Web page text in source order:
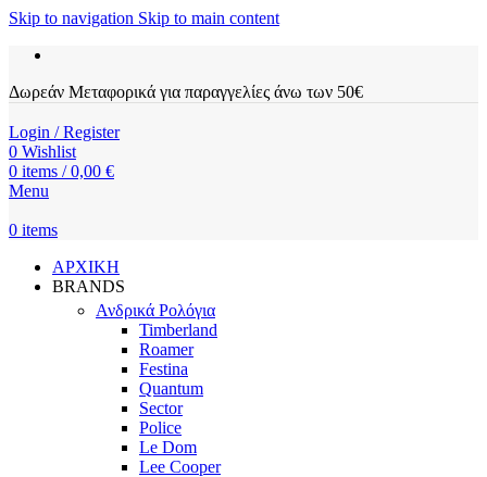
Skip to navigation Skip to main content
Δωρεάν Μεταφορικά για παραγγελίες άνω των 50€
Login / Register
0 Wishlist
0 items / 0,00 €
Menu
0 items
ΑΡΧΙΚΗ
BRANDS
Ανδρικά Ρολόγια
Timberland
Roamer
Festina
Quantum
Sector
Police
Le Dom
Lee Cooper